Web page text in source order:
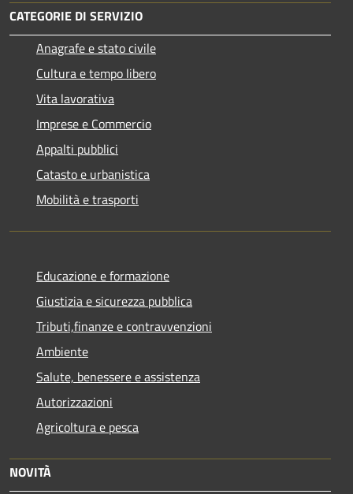
CATEGORIE DI SERVIZIO
Anagrafe e stato civile
Cultura e tempo libero
Vita lavorativa
Imprese e Commercio
Appalti pubblici
Catasto e urbanistica
Mobilità e trasporti
Educazione e formazione
Giustizia e sicurezza pubblica
Tributi,finanze e contravvenzioni
Ambiente
Salute, benessere e assistenza
Autorizzazioni
Agricoltura e pesca
NOVITÀ